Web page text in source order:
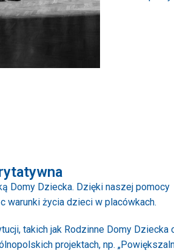
Domy Dziecka. Dzięki naszej pomocy
warunki życia dzieci w placówkach.
takich jak Rodzinne Domy Dziecka
projektach, np.